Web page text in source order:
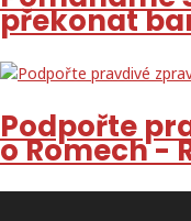
překonat
Podpořte
o Romech -